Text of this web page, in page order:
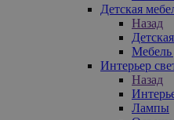
Детская
Назад
Мебель
Интерьер
Назад
Лампы